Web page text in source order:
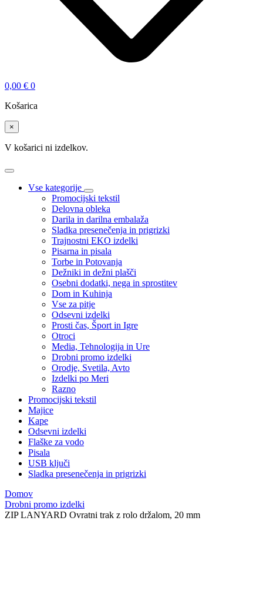
0,00 € 0
Košarica
×
V košarici ni izdelkov.
Vse kategorije
Promocijski tekstil
Delovna obleka
Darila in darilna embalaža
Sladka presenečenja in prigrizki
Trajnostni EKO izdelki
Pisarna in pisala
Torbe in Potovanja
Dežniki in dežni plašči
Osebni dodatki, nega in sprostitev
Dom in Kuhinja
Vse za pitje
Odsevni izdelki
Prosti čas, Šport in Igre
Otroci
Media, Tehnologija in Ure
Drobni promo izdelki
Orodje, Svetila, Avto
Izdelki po Meri
Razno
Promocijski tekstil
Majice
Kape
Odsevni izdelki
Flaške za vodo
Pisala
USB ključi
Sladka presenečenja in prigrizki
Domov
Drobni promo izdelki
ZIP LANYARD Ovratni trak z rolo držalom, 20 mm